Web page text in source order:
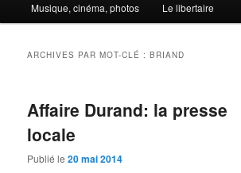
Musique, cinéma, photos Le libertaire
ARCHIVES PAR MOT-CLÉ :BRIAND
Affaire Durand: la presse
locale
Publié le20 mai 2014